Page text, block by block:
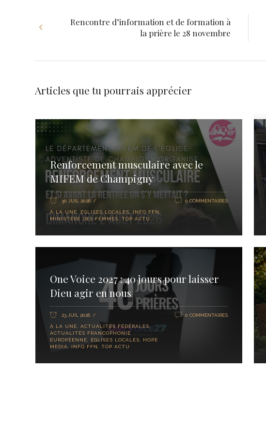
Rencontre d’information et de formation à
la prière le 28 novembre
Articles que tu pourrais apprécier
Renforcement musculaire avec le
MIFEM de Champigny
30 JUIL 2026
À LA UNE ÉGLISES LOCALES INFO FFN
MINISTÈRE DES FEMMES
TOP ACTU
0 COMMENTAIRES
One Voice 2027 : 40 jours pour laisser
Dieu agir en nous
23 JUIL 2026
À LA UNE, ACTUALITÉS FÉDÉRALES,
ACTUALITÉS FRANCOPHONIE
EUROPÉENNE, ÉGLISES LOCALES, HOPE
MEDIA, INFO FFN, TOP ACTU
0 COMMENTAIRES